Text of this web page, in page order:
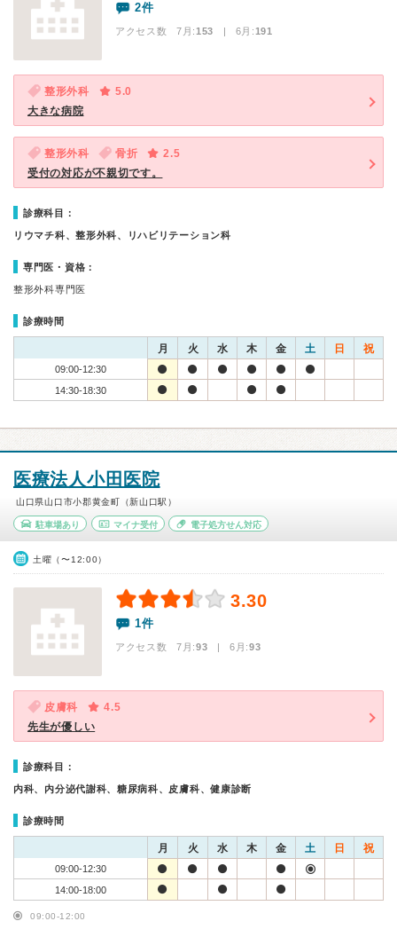
2件
アクセス数 7月:153 | 6月:191
整形外科
5.0
大きな病院
整形外科 骨折
2.5
受付の対応が不親切です。
診療科目：
リウマチ科、整形外科、リハビリテーション科
専門医・資格：
整形外科専門医
診療時間
月 火 水 木 金 土 日 祝
09:00-12:30
14:30-18:30
医療法人小田医院
山口県山口市小郡黄金町（新山口駅）
駐車場あり マイナ受付 電子処方せん対応
土曜（〜12:00）
3.30
1件
アクセス数 7月:93 | 6月:93
皮膚科
4.5
先生が優しい
診療科目：
内科、内分泌代謝科、糖尿病科、皮膚科、健康診断
診療時間
月 火 水 木 金 土 日 祝
09:00-12:30
14:00-18:00
09:00-12:00